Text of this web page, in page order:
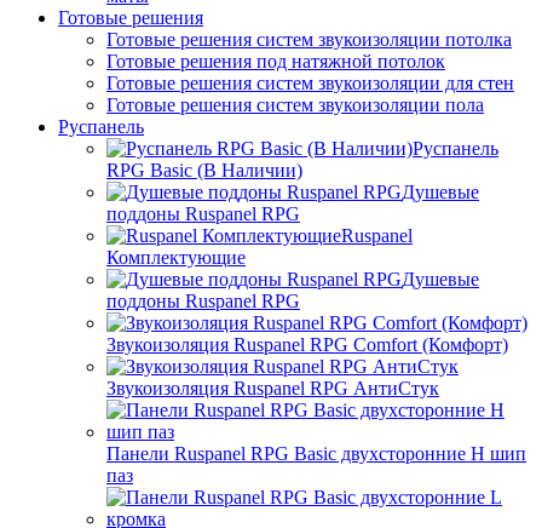
Готовые решения
Готовые решения систем звукоизоляции потолка
Готовые решения под натяжной потолок
Готовые решения систем звукоизоляции для стен
Готовые решения систем звукоизоляции пола
Руспанель
Руспанель
RPG Basic (В Наличии)
Душевые
поддоны Ruspanel RPG
Ruspanel
Комплектующие
Душевые
поддоны Ruspanel RPG
Звукоизоляция Ruspanel RPG Comfort (Комфорт)
Звукоизоляция Ruspanel RPG АнтиСтук
Панели Ruspanel RPG Basic двухсторонние H шип
паз